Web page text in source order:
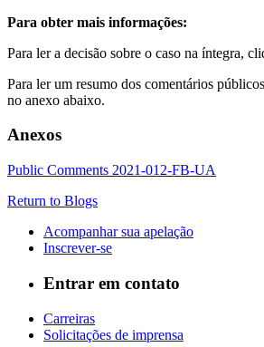
Para obter mais informações:
Para ler a decisão sobre o caso na íntegra,
Para ler um resumo dos comentários
no anexo abaixo.
Anexos
Public Comments 2021-012-FB-UA
Return to Blogs
Acompanhar sua apelação
Inscrever-se
Entrar em contato
Carreiras
Solicitações de imprensa